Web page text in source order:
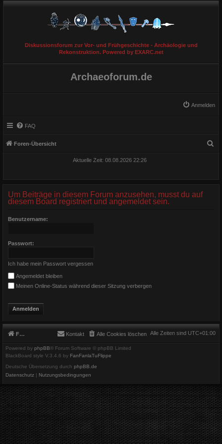
Diskussionsforum zur Vor- und Frühgeschichte - Archäologie und
Rekonstruktion. Powered by EXARC.net
Archaeoforum.de
Anmelden
FAQ
Foren-Übersicht
Aktuelle Zeit: 08.08.2026 22:26
Um Beiträge in diesem Forum anzusehen, musst du auf
diesem Board registriert und angemeldet sein.
Benutzername:
Passwort:
Ich habe mein Passwort vergessen
Angemeldet bleiben
Meinen Online-Status während dieser Sitzung verbergen
Foren-Übersicht Alle Zeiten sind UTC+01:00
Alle Cookies löschen
Kontakt
Powered by phpBB® Forum Software © phpBB Limited
BlackBoard style V.3.4.6 by FanFanlaTuFlippe
Deutsche Übersetzung durch phpBB.de
Datenschutz | Nutzungsbedingungen